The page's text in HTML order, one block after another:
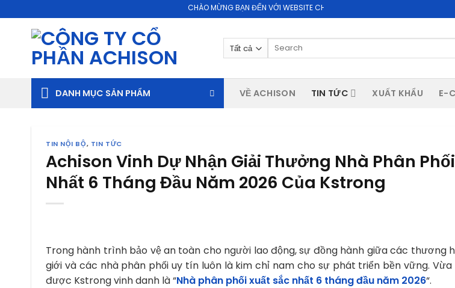
to
content
CHÀO MỪNG BẠN ĐẾN VỚI WEBSITE CHÍNH THỨC CỦA CÔNG TY CỔ PHẦN ACHISON
Search
DANH MỤC SẢN PHẨM VỀ ACHISON TIN TỨC XUẤT KHẨU E-
TIN NỘI BỘ, TIN TỨC
Achison Vinh Dự Nhận Giải Thưởng Nhà Phân
Nhất 6 Tháng Đầu Năm 2026 Của Kstrong
Trong hành trình bảo vệ an toàn cho người lao động, sự đồng hành giữa các thương
giới và các nhà phân phối uy tín luôn là kim chỉ nam cho sự phát triển bền vững. Vừa
được Kstrong vinh danh là “Nhà phân phối xuất sắc nhất 6 tháng đầu năm 2026“.